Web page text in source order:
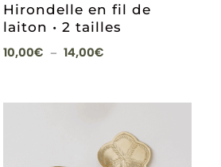
Hirondelle en fil de
laiton • 2 tailles
10,00€ – 14,00€
10,00€
14,00€